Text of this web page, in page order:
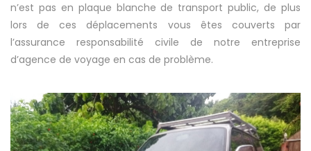
n’est pas en plaque blanche de transport public, de plus
lors de ces déplacements vous êtes couverts par
l’assurance responsabilité civile de notre entreprise
d’agence de voyage en cas de problème.